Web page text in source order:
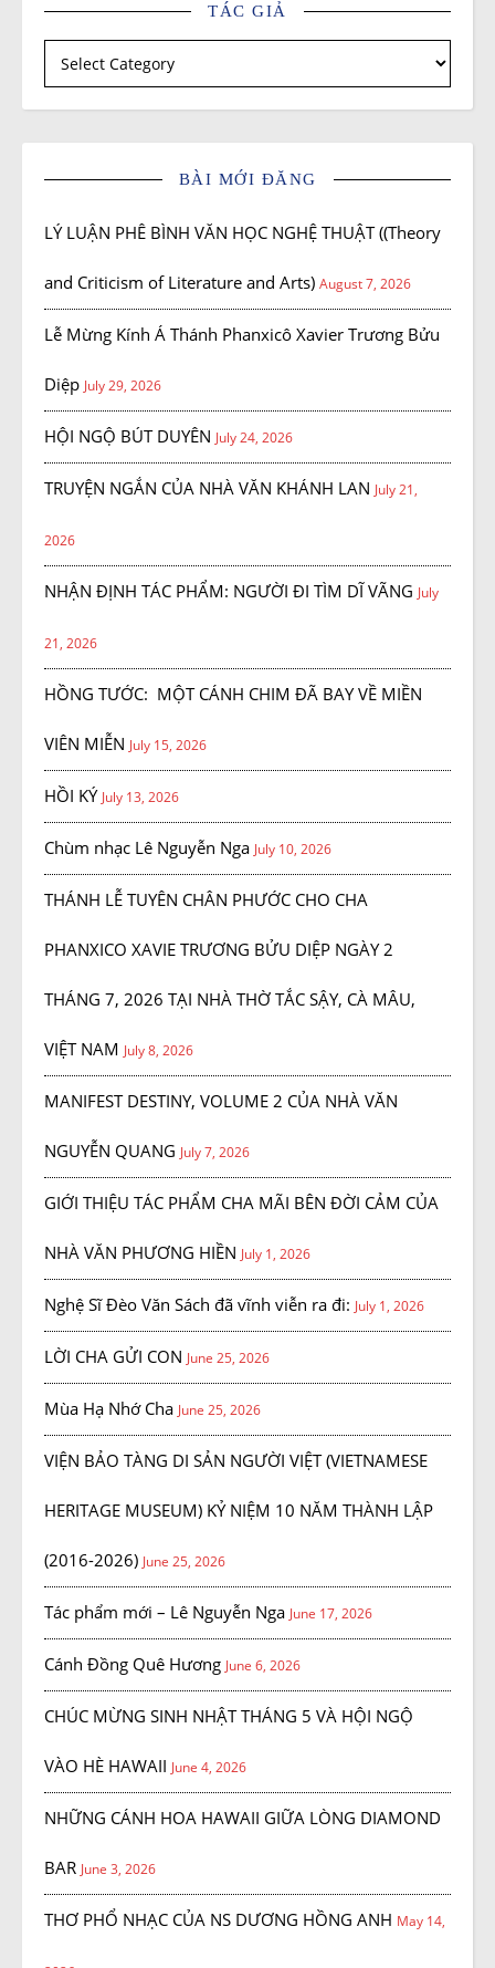
TÁC GIẢ
Tác giả
BÀI MỚI ĐĂNG
LÝ LUẬN PHÊ BÌNH VĂN HỌC NGHỆ THUẬT ((Theory
and Criticism of Literature and Arts) August 7, 2026
Lễ Mừng Kính Á Thánh Phanxicô Xavier Trương Bửu
Diệp July 29, 2026
HỘI NGỘ BÚT DUYÊN July 24, 2026
TRUYỆN NGẮN CỦA NHÀ VĂN KHÁNH LAN July 21,
2026
NHẬN ĐỊNH TÁC PHẨM: NGƯỜI ĐI TÌM DĨ VÃNG July
21, 2026
HỒNG TƯỚC: MỘT CÁNH CHIM ĐÃ BAY VỀ MIỀN
VIÊN MIỄN July 15, 2026
HỒI KÝ July 13, 2026
Chùm nhạc Lê Nguyễn Nga July 10, 2026
THÁNH LỄ TUYÊN CHÂN PHƯỚC CHO CHA
PHANXICO XAVIE TRƯƠNG BỬU DIỆP NGÀY 2
THÁNG 7, 2026 TẠI NHÀ THỜ TẮC SẬY, CÀ MÂU,
VIỆT NAM July 8, 2026
MANIFEST DESTINY, VOLUME 2 CỦA NHÀ VĂN
NGUYỄN QUANG July 7, 2026
GIỚI THIỆU TÁC PHẨM CHA MÃI BÊN ĐỜI CẢM CỦA
NHÀ VĂN PHƯƠNG HIỀN July 1, 2026
Nghệ Sĩ Đèo Văn Sách đã vĩnh viễn ra đi: July 1, 2026
LỜI CHA GỬI CON June 25, 2026
Mùa Hạ Nhớ Cha June 25, 2026
VIỆN BẢO TÀNG DI SẢN NGƯỜI VIỆT (VIETNAMESE
HERITAGE MUSEUM) KỶ NIỆM 10 NĂM THÀNH LẬP
(2016-2026) June 25, 2026
Tác phẩm mới – Lê Nguyễn Nga June 17, 2026
Cánh Đồng Quê Hương June 6, 2026
CHÚC MỪNG SINH NHẬT THÁNG 5 VÀ HỘI NGỘ
VÀO HÈ HAWAII June 4, 2026
NHỮNG CÁNH HOA HAWAII GIỮA LÒNG DIAMOND
BAR June 3, 2026
THƠ PHỔ NHẠC CỦA NS DƯƠNG HỒNG ANH May 14,